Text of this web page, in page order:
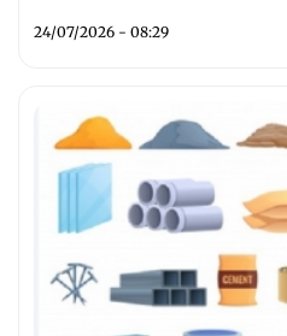
24/07/2026 - 08:29